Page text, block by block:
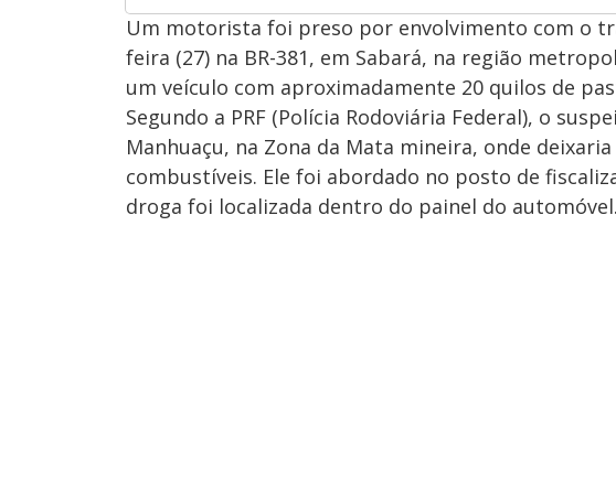
Um motorista foi preso por envolvimento com o
feira (27) na BR-381, em Sabará, na região
um veículo com aproximadamente 20 quilos de
Segundo a PRF (Polícia Rodoviária Federal), o
Manhuaçu, na Zona da Mata mineira, onde
combustíveis. Ele foi abordado no posto de
droga foi localizada dentro do painel do automóvel.